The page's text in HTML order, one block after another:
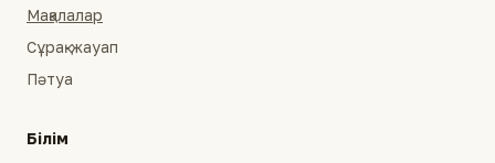
Мақалалар
Сұрақ-жауап
Пәтуа
Білім